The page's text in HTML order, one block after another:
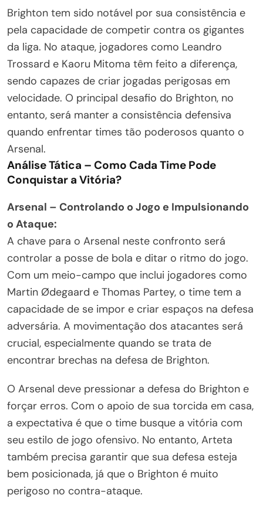
Brighton tem sido notável por sua consistência e
pela capacidade de competir contra os gigantes
da liga. No ataque, jogadores como Leandro
Trossard e Kaoru Mitoma têm feito a diferença,
sendo capazes de criar jogadas perigosas em
velocidade. O principal desafio do Brighton, no
entanto, será manter a consistência defensiva
quando enfrentar times tão poderosos quanto o
Arsenal.
Análise Tática – Como Cada Time Pode
Conquistar a Vitória?
Arsenal – Controlando o Jogo e Impulsionando
o Ataque:
A chave para o Arsenal neste confronto será
controlar a posse de bola e ditar o ritmo do jogo.
Com um meio-campo que inclui jogadores como
Martin Ødegaard e Thomas Partey, o time tem a
capacidade de se impor e criar espaços na defesa
adversária. A movimentação dos atacantes será
crucial, especialmente quando se trata de
encontrar brechas na defesa de Brighton.
O Arsenal deve pressionar a defesa do Brighton e
forçar erros. Com o apoio de sua torcida em casa,
a expectativa é que o time busque a vitória com
seu estilo de jogo ofensivo. No entanto, Arteta
também precisa garantir que sua defesa esteja
bem posicionada, já que o Brighton é muito
perigoso no contra-ataque.